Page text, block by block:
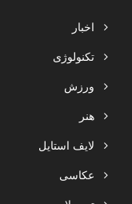
اخبار
تکنولوژی
ورزش
هنر
لایف استایل
عکاسی